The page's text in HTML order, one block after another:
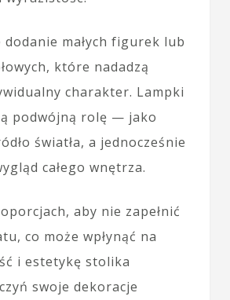
dodanie małych figurek lub
które nadadzą
charakter. Lampki
podwójną rolę — jako
światła, a jednocześnie
całego wnętrza.
aby nie zapełnić
co może wpłynąć na
i estetykę stolika
swoje dekoracje